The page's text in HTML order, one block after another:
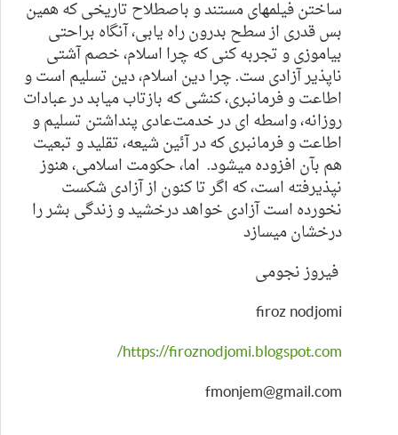
ساختن فیلمهای مستند و باصطلاح تاریخی که همین
بس قدری از سطح بدرون راه یابی، آنگاه براحتی
بیاموزی و تجربه کنی که چرا اسلام، خصم آشتی
ناپذیر آزادی ست. چرا دین اسلام، دین تسلیم است و
اطاعت و فرمانبری، کنشی که بازتاب میابد در عبادات
روزانه، واسطه ایدر خدمتعادی پنداشتن تسلیم و
اطاعت و فرمانبری که در آئین شیعه، تقلید و تبعیت
هم بآن افزوده میشود. اما، حکومت اسلامی، هنوز
نپذیرفته است، که اگر تا کنون از آزادی شکست
نخورده است آزادی خواهد درخشید و زندگی بشر را
درخشان میسازد
فیروز نجومی
firoz nodjomi
https://firoznodjomi.blogspot.com/
fmonjem@gmail.com